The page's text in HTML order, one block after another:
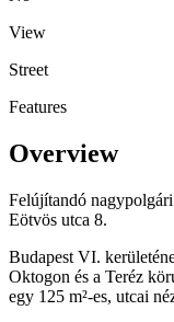
View
Street
Features
Overview
Felújítandó nagypolgári
Eötvös utca 8.
Budapest VI.
Oktogon és a Teréz
egy 125 m²-es, utcai